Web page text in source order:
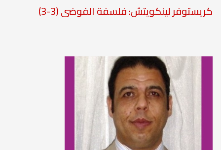
كريستوفر لينكويتش: فلسفة الفوضى (3-3)